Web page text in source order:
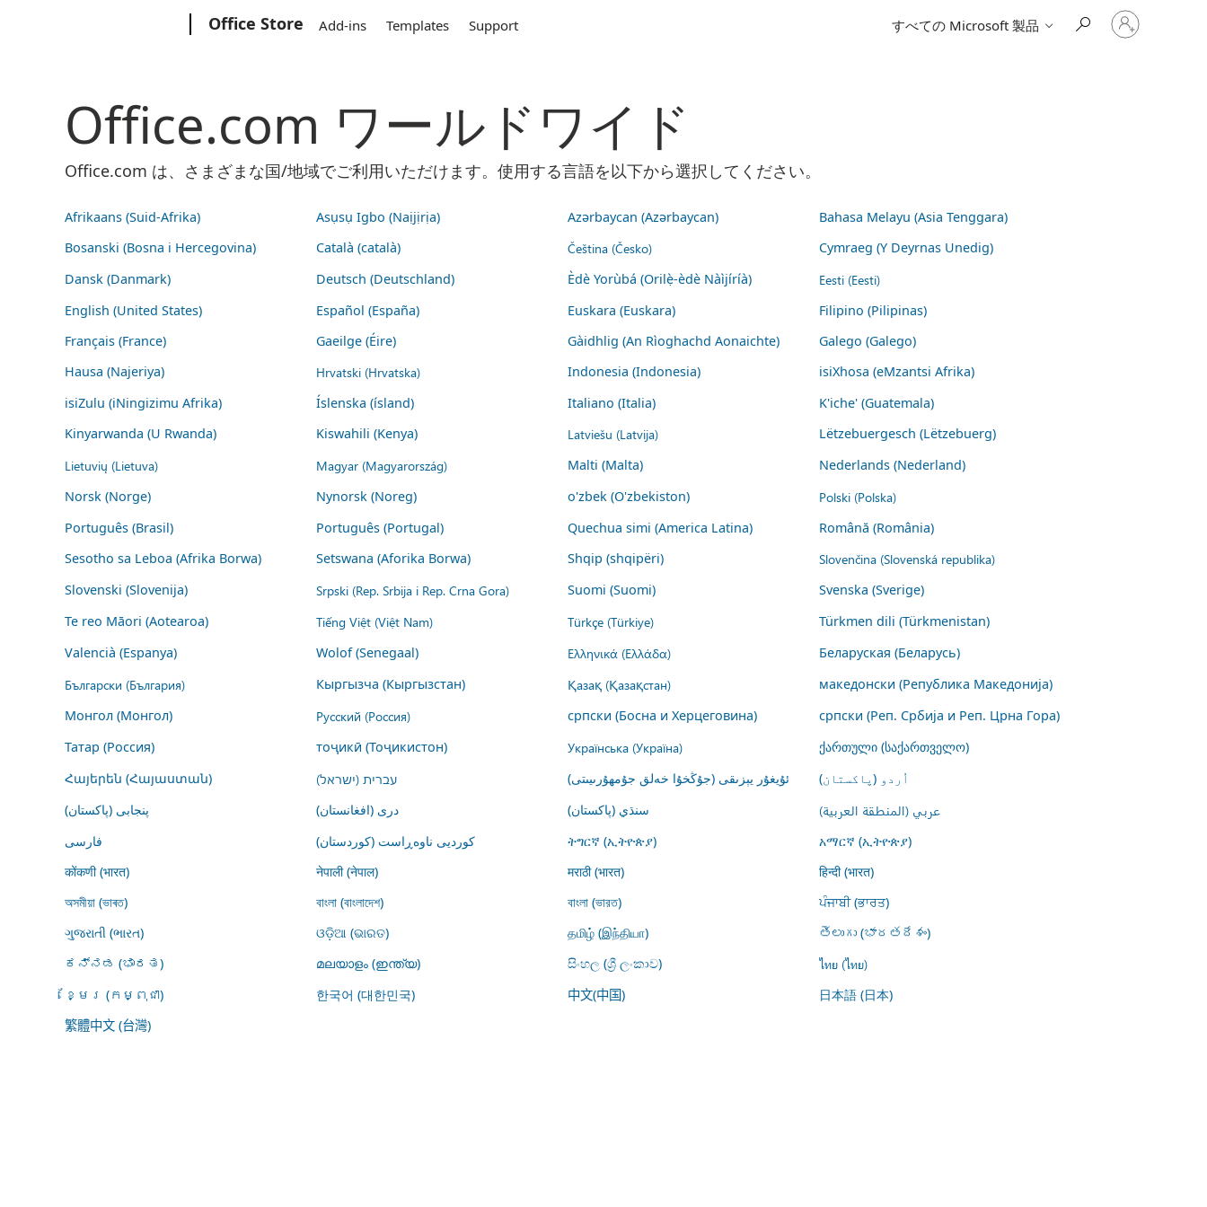
Office Store Add-ins Templates Support すべての Microsoft 製品
ア
カ
Office.com ワールドワイド
Office.com は、さまざまな国/地域でご利用いただけます。使用する言語を以下から選択してください。
Afrikaans (Suid-Afrika) Asụsụ Igbo (Naịjịrịa) Azərbaycan (Azərbaycan)
Bahasa Melayu (Asia Tenggara)
Bosanski (Bosna i Hercegovina)
Català (català) Čeština (Česko)
Cymraeg (Y Deyrnas Unedig)
Dansk (Danmark)
Deutsch (Deutschland) Èdè Yorùbá (Orilẹ̀-èdè Nàìjíríà) Eesti (Eesti)
English (United States) Español (España) Euskara (Euskara)
Filipino (Pilipinas)
Français (France)
Gaeilge (Éire) Gàidhlig (An Rìoghachd Aonaichte)
Galego (Galego)
Hausa (Najeriya)
Hrvatski (Hrvatska) Indonesia (Indonesia)
isiXhosa (eMzantsi Afrika)
isiZulu (iNingizimu Afrika)
Íslenska (ísland) Italiano (Italia)
K'iche' (Guatemala)
Kinyarwanda (U Rwanda)
Kiswahili (Kenya) Latviešu (Latvija) Lëtzebuergesch (Lëtzebuerg)
Lietuvių (Lietuva) Magyar (Magyarország) Malti (Malta)
Nederlands (Nederland)
Norsk (Norge)
Nynorsk (Noreg) o'zbek (O'zbekiston) Polski (Polska)
Português (Brasil) Português (Portugal) Quechua simi (America Latina)
Română (România)
Sesotho sa Leboa (Afrika Borwa)
Setswana (Aforika Borwa) Shqip (shqipëri) Slovenčina (Slovenská republika)
Slovenski (Slovenija) Srpski (Rep. Srbija i Rep. Crna Gora) Suomi (Suomi)
Svenska (Sverige)
Te reo Māori (Aotearoa)
Tiếng Việt (Việt Nam) Türkçe (Türkiye)
Türkmen dili (Türkmenistan)
Valencià (Espanya)
Wolof (Senegaal) Ελληνικά (Ελλάδα) Беларуская (Беларусь)
Български (България) Кыргызча (Кыргызстан) Қазақ (Қазақстан)
македонски (Република Македонија)
Монгол (Монгол)
Русский (Россия) српски (Босна и Херцеговина)
српски (Реп. Србија и Реп. Црна Гора)
Татар (Россия)
тоҷикӣ (Тоҷикистон) Українська (Україна)
ქართული (საქართველო)
Հայերեն (Հայաստան)
עברית (ישראל) ئۇيغۇر يېزىقى (جۇڭخۇا خەلق جۇمھۇرىيىتى)
اُردو (پاکستان)
پنجابی (پاکستان)
درى (افغانستان) سنڌي (پاکستان) عربي (المنطقة العربية)
فارسى کوردیی ناوەڕاست (کوردستان) ትግርኛ (ኢትዮጵያ)
አማርኛ (ኢትዮጵያ)
कोंकणी (भारत)
नेपाली (नेपाल) मराठी (भारत)
हिन्दी (भारत)
অসমীয়া (ভাৰত)
বাংলা (বাংলাদেশ) বাংলা (ভারত)
ਪੰਜਾਬੀ (ਭਾਰਤ)
ગુજરાતી (ભારત)
ଓଡ଼ିଆ (ଭାରତ) தமிழ் (இந்தியா)
తెలుగు (భారతదేశం)
ಕನ್ನಡ (ಭಾರತ)
മലയാളം (ഇന്ത്യ) සිංහල (ශ්‍රී ලංකාව) ไทย (ไทย)
ខ្មែរ (កម្ពុជា) 한국어 (대한민국) 中文(中国)
日本語 (日本)
繁體中文 (台灣)